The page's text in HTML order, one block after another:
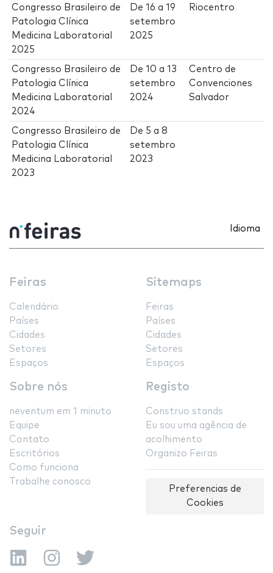
Congresso Brasileiro de
Patologia Clínica
Medicina Laboratorial
2025
De16 a19
setembro
2025
Riocentro
Congresso Brasileiro de
Patologia Clínica
Medicina Laboratorial
2024
De10 a13
setembro
2024
Centro de
Convenciones
Salvador
Congresso Brasileiro de
Patologia Clínica
Medicina Laboratorial
2023
De 5 a8
setembro
2023
Idioma
Feiras
Calendário
Países
Cidades
Setores
Espaços
Sitemaps
Feiras
Países
Cidades
Setores
Espaços
Sobre nós
neventum em 1 minuto
Equipe
Contato
Escritórios
Como funciona
Trabalhe conosco
Registo
Construo stands
Eu sou uma agência de
acolhimento
Organizo Feiras
Preferencias de
Cookies
Seguir